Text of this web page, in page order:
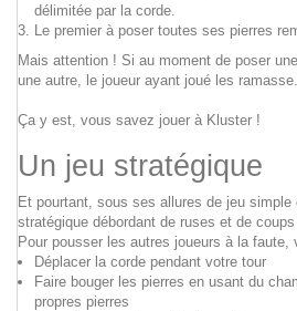
délimitée par la corde.
Le premier à poser toutes ses pierres
Mais atten­tion ! Si au moment de poser
une autre, le joueur ayant joué les ramasse.
Ça y est, vous savez jouer à Klus­ter !
Un jeu stratégique
Et pour­tant, sous ses allures de jeu
stratégique débordant de ruses et de coups
Pour pousser les autres joueurs à la faute,
Dépla­cer la corde pen­dant votre tour
Faire bou­ger les pierres en usant du
propres pierres